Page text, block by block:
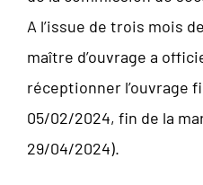
A l’issue de trois mois
maître d’ouvrage a
réceptionner l’ouvrage
05/02/2024, fin de la
29/04/2024).